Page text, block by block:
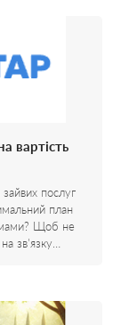
вартість
послуг
план
мами? Щоб не
зв'язку…